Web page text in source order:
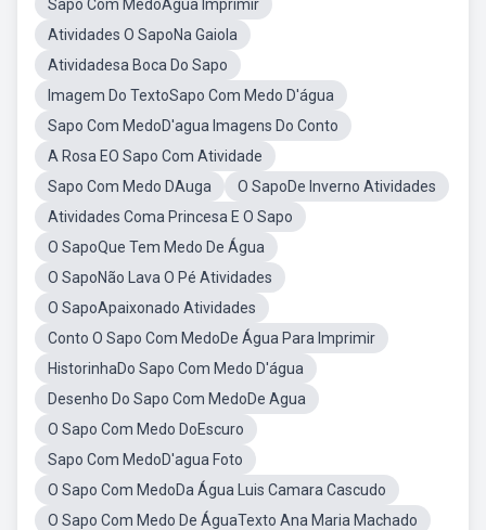
Sapo Com MedoAgua Imprimir
Atividades O SapoNa Gaiola
Atividadesa Boca Do Sapo
Imagem Do TextoSapo Com Medo D'água
Sapo Com MedoD'agua Imagens Do Conto
A Rosa EO Sapo Com Atividade
Sapo Com Medo DAuga
O SapoDe Inverno Atividades
Atividades Coma Princesa E O Sapo
O SapoQue Tem Medo De Água
O SapoNão Lava O Pé Atividades
O SapoApaixonado Atividades
Conto O Sapo Com MedoDe Água Para Imprimir
HistorinhaDo Sapo Com Medo D'água
Desenho Do Sapo Com MedoDe Agua
O Sapo Com Medo DoEscuro
Sapo Com MedoD'agua Foto
O Sapo Com MedoDa Água Luis Camara Cascudo
O Sapo Com Medo De ÁguaTexto Ana Maria Machado